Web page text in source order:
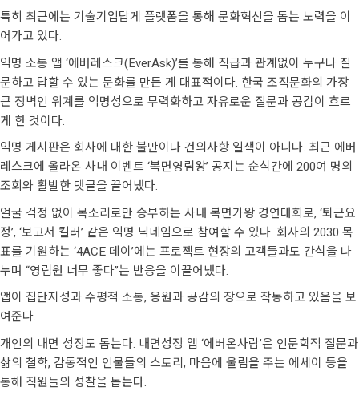
특히 최근에는 기술기업답게 플랫폼을 통해 문화혁신을 돕는 노력을 이
어가고 있다.
익명 소통 앱 ‘에버레스크(EverAsk)’를 통해 직급과 관계없이 누구나 질
문하고 답할 수 있는 문화를 만든 게 대표적이다. 한국 조직문화의 가장
큰 장벽인 위계를 익명성으로 무력화하고 자유로운 질문과 공감이 흐르
게 한 것이다.
익명 게시판은 회사에 대한 불만이나 건의사항 일색이 아니다. 최근 에버
레스크에 올라온 사내 이벤트 ‘복면영림왕’ 공지는 순식간에 200여 명의
조회와 활발한 댓글을 끌어냈다.
얼굴 걱정 없이 목소리로만 승부하는 사내 복면가왕 경연대회로, ‘퇴근요
정’, ‘보고서 킬러’ 같은 익명 닉네임으로 참여할 수 있다. 회사의 2030 목
표를 기원하는 ‘4ACE 데이’에는 프로젝트 현장의 고객들과도 간식을 나
누며 “영림원 너무 좋다”는 반응을 이끌어냈다.
앱이 집단지성과 수평적 소통, 응원과 공감의 장으로 작동하고 있음을 보
여준다.
개인의 내면 성장도 돕는다. 내면성장 앱 ‘에버온사람’은 인문학적 질문과
삶의 철학, 감동적인 인물들의 스토리, 마음에 울림을 주는 에세이 등을
통해 직원들의 성찰을 돕는다.